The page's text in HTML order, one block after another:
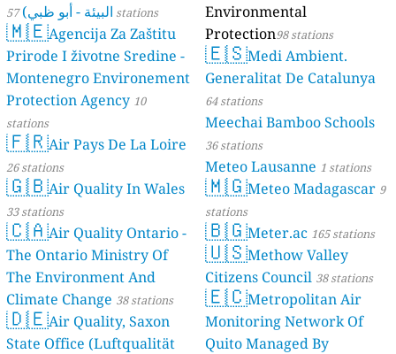
البيئة - أبو ظبي) 57 stations
🇲🇪Agencija Za Zaštitu
Prirode I životne Sredine -
Montenegro Environement
Protection Agency 10
stations
🇫🇷Air Pays De La Loire
26 stations
🇬🇧Air Quality In Wales
33 stations
🇨🇦Air Quality Ontario -
The Ontario Ministry Of
The Environment And
Climate Change 38 stations
🇩🇪Air Quality, Saxon
State Office (Luftqualität
Environmental
Protection98 stations
🇪🇸Medi Ambient.
Generalitat De Catalunya
64 stations
Meechai Bamboo Schools
36 stations
Meteo Lausanne 1 stations
🇲🇬Meteo Madagascar 9
stations
🇧🇬Meter.ac 165 stations
🇺🇸Methow Valley
Citizens Council 38 stations
🇪🇨Metropolitan Air
Monitoring Network Of
Quito Managed By